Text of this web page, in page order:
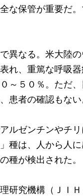
な保管が重要だ
異なる。米大陸
れ、重篤な呼吸
～５０％。ただ
患者の確認もない
ルゼンチンやチ
種は、人から人
種が検出された。
研究機構（ＪＩ